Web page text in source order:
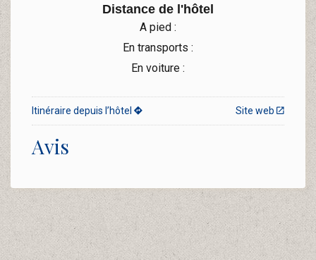
Distance de l'hôtel
A pied :
En transports :
En voiture :
Site web
Itinéraire depuis l’hôtel
Avis